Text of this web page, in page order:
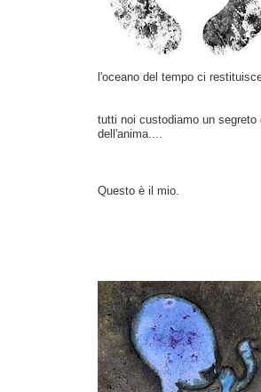
l'oceano del tempo ci
tutti noi custodiamo un
dell'anima....
Questo è il mio.